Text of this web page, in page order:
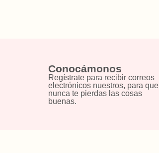
Conocámonos
Regístrate para recibir correos
electrónicos nuestros, para que
nunca te pierdas las cosas
buenas.